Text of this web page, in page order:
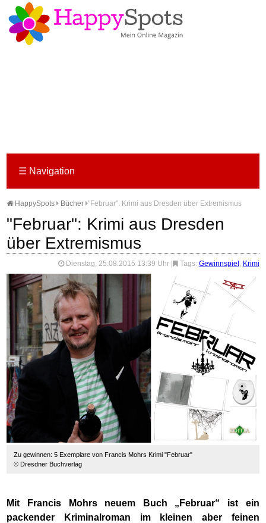
☰ Navigation
HappySpots Bücher "Februar": Krimi aus Dresden über Extremismus
"Februar": Krimi aus Dresden
über Extremismus
Dienstag, 25.08.2015 13:39 Uhr Tags: Gewinnspiel , Krimi
Zu gewinnen: 5 Exemplare von Francis Mohrs Krimi "Februar"
© Dresdner Buchverlag
Mit Francis Mohrs neuem Buch „Februar“ ist ein
packender Kriminalroman im kleinen aber feinen